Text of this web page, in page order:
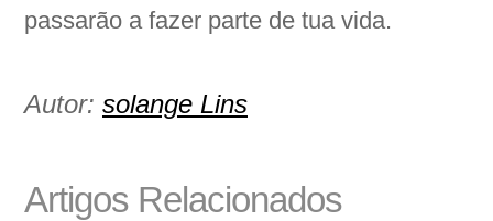
passarão a fazer parte de tua vida.
Autor: solange Lins
Artigos Relacionados